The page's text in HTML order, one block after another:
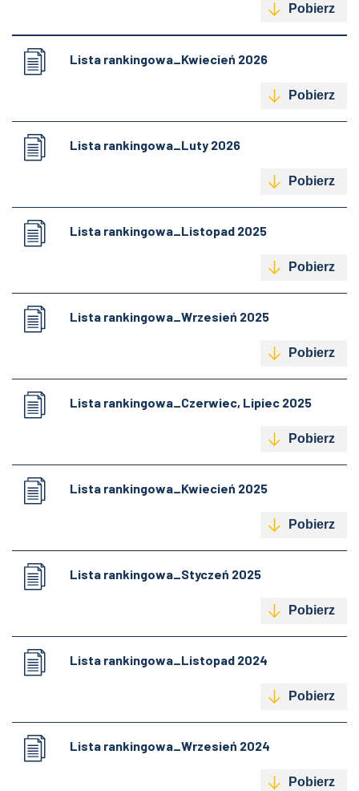
Pobierz
Lista rankingowa_Kwiecień 2026
Pobierz
Lista rankingowa_Luty 2026
Pobierz
Lista rankingowa_Listopad 2025
Pobierz
Lista rankingowa_Wrzesień 2025
Pobierz
Lista rankingowa_Czerwiec, Lipiec 2025
Pobierz
Lista rankingowa_Kwiecień 2025
Pobierz
Lista rankingowa_Styczeń 2025
Pobierz
Lista rankingowa_Listopad 2024
Pobierz
Lista rankingowa_Wrzesień 2024
Pobierz